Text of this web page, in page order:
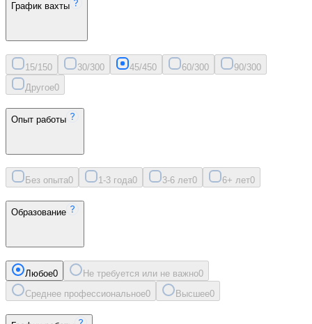
График вахты
15/150 30/300 45/450 60/300 90/300
Другое0
Опыт работы
Без опыта0 1-3 года0 3-6 лет0 6+ лет0
Образование
Любое0 Не требуется или не важно0
Среднее профессиональное0 Высшее0